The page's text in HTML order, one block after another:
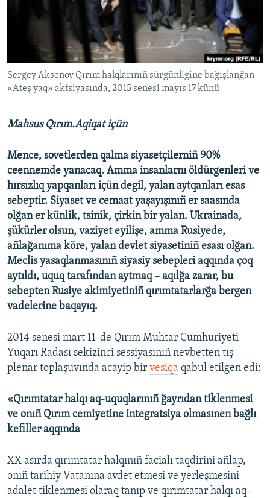
Русский
Українською
QOŞULIÑIZ!
RFE/RS bütün saytları
Sergey Aksenov Qırım halqlarınıñ sürgünligine bağışlanğan
«Ateş yaq» aktsiyasında, 2015 senesi mayıs 17 künü
Mahsus Qırım.Aqiqat içün
Mence, sovetlerden qalma siyasetçilerniñ 90%
ceennemde yanacaq. Amma insanlarnı öldürgenleri ve
hırsızlıq yapqanları içün degil, yalan aytqanları esas
sebeptir. Siyaset ve cemaat yaşayışınıñ er saasında
olğan er künlik, tsinik, çirkin bir yalan. Ukrainada,
şükürler olsun, vaziyet eyilişe, amma Rusiyede,
añlağanıma köre, yalan devlet siyasetiniñ esası olğan.
Meclis yasaqlanmasınıñ siyasiy sebepleri aqqında çoq
aytıldı, uquq tarafından aytmaq – aqılğa zarar, bu
sebepten Rusiye akimiyetiniñ qırımtatarlarğa bergen
vadelerine baqayıq.
2014 senesi mart 11-de Qırım Muhtar Cumhuriyeti
Yuqarı Radası sekizinci sessiyasınıñ nevbetten tış
plenar toplaşuvında acayip bir vesiqa qabul etilgen edi:
«Qırımtatar halqı aq-uquqlarınıñ ğayrıdan tiklenmesi
ve onıñ Qırım cemiyetine integratsiya olmasınen bağlı
kefiller aqqında
XX asırda qırımtatar halqınıñ facialı taqdirini añlap,
onıñ tarihiy Vatanına avdet etmesi ve yerleşmesini
adalet tiklenmesi olaraq tanıp ve qırımtatar halqı aq-